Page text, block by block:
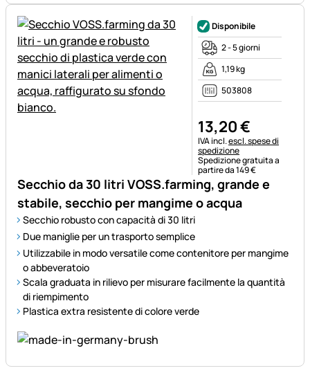
Secchio da 30 litri VOSS.farming, grande e
stabile, secchio per mangime o acqua
Secchio robusto con capacità di 30 litri
Due maniglie per un trasporto semplice
Utilizzabile in modo versatile come contenitore per mangime
o abbeveratoio
Scala graduata in rilievo per misurare facilmente la quantità
di riempimento
Plastica extra resistente di colore verde
Disponibile
2 - 5 giorni
1,19 kg
503808
13,20€
Informazioni fiscali:
IVA incl.escl. spese di
spedizione
Spedizione gratuita a
partire da 149 €